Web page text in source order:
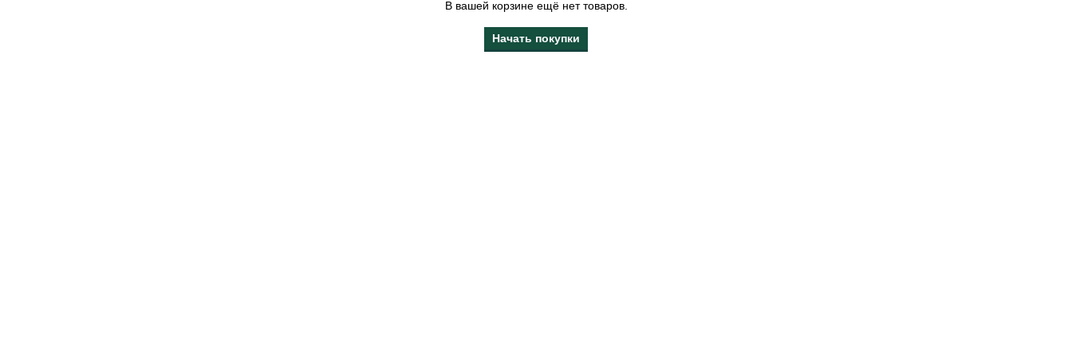
В вашей корзине ещё нет товаров.
Начать покупки